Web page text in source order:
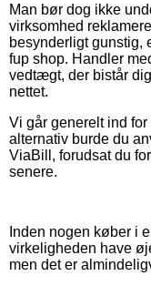
Man bør dog ikke
virksomhed
besynderligt gunstig,
fup shop. Handler
vedtægt, der bistår
nettet.
Vi går generelt ind
alternativ burde du
ViaBill, forudsat du
senere.
Inden nogen køber i
virkeligheden have
men det er